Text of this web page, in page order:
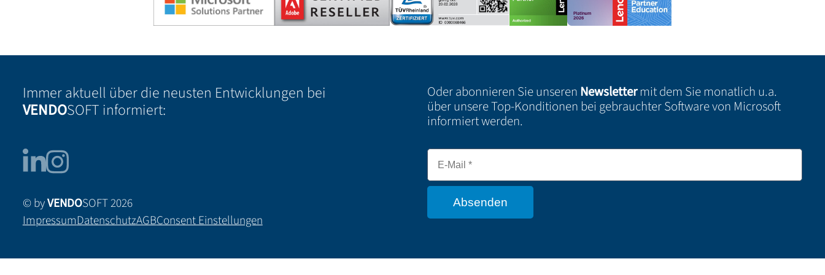
Immer aktuell über die neusten Entwicklungen bei
VENDOSOFT informiert:
© byVENDOSOFT 2026
ImpressumDatenschutzAGBConsent Einstellungen
Oder abonnieren Sie unseren Newslettermit dem Sie monatlich u.a.
über unsere Top-Konditionen bei gebrauchter Software von Microsoft
informiert werden.